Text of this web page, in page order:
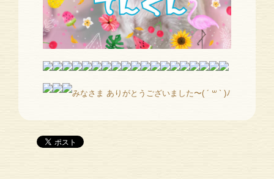
みなさま ありがとうございました〜( ´ ꒳ ` )ﾉ